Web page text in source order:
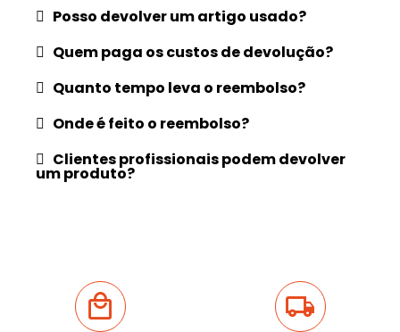
Posso devolver um artigo usado?
Quem paga os custos de devolução?
Quanto tempo leva o reembolso?
Onde é feito o reembolso?
Clientes profissionais podem devolver
um produto?